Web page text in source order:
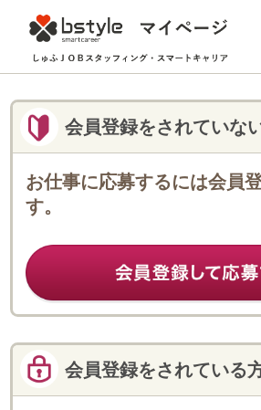
お仕事に応募するには会員登録が必要で
会員登録をされている方
登録済みのフェローのみなさまは
ログインID